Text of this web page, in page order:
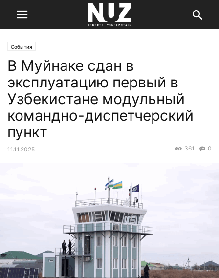
События
В Муйнаке сдан в
эксплуатацию первый в
Узбекистане модульный
командно-диспетчерский
пункт
11.11.2025 0
361